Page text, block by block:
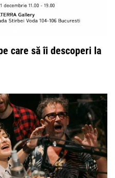
care să îi descoperi la